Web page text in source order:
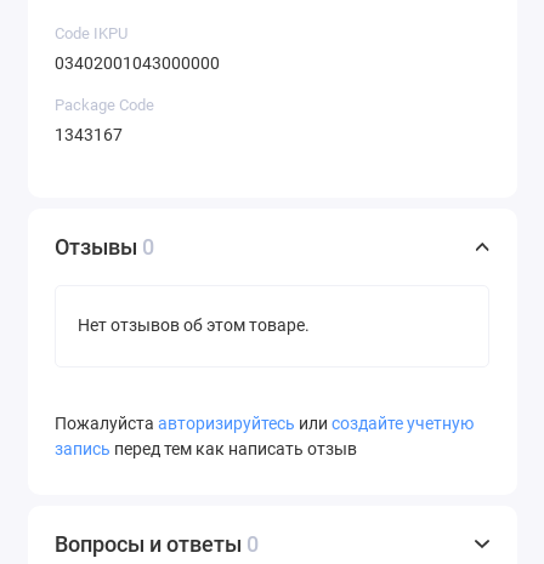
Code IKPU
03402001043000000
Package Code
1343167
Отзывы 0
Нет отзывов об этом товаре.
Пожалуйста авторизируйтесь или создайте учетную
запись перед тем как написать отзыв
Вопросы и ответы 0